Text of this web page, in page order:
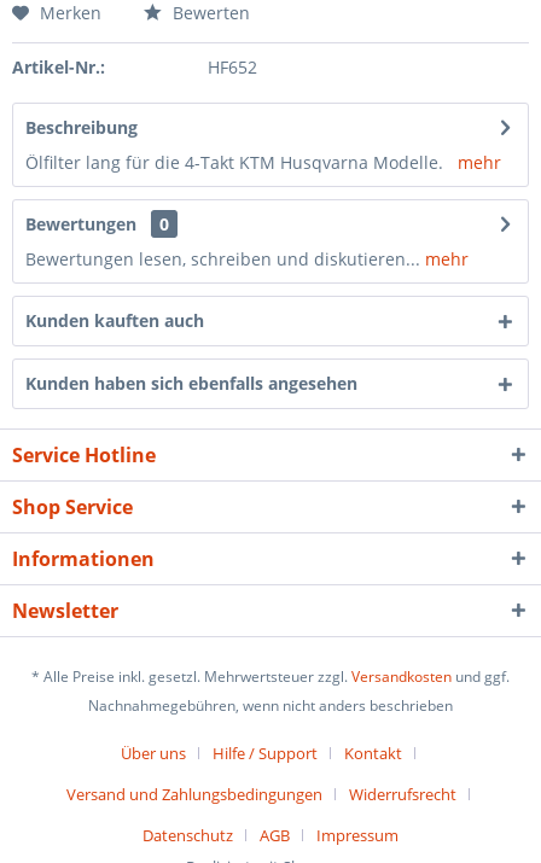
Merken Bewerten
Artikel-Nr.: HF652
Beschreibung
Ölfilter lang für die 4-Takt KTM Husqvarna Modelle. mehr
Bewertungen
0
Bewertungen lesen, schreiben und diskutieren... mehr
Kunden kauften auch
Kunden haben sich ebenfalls angesehen
Service Hotline
Shop Service
Informationen
Newsletter
* Alle Preise inkl. gesetzl. Mehrwertsteuer zzgl.Versandkosten und ggf.
Nachnahmegebühren, wenn nicht anders beschrieben
Über uns Hilfe / Support
Kontakt
Versand und Zahlungsbedingungen
Widerrufsrecht
Datenschutz
AGB
Impressum